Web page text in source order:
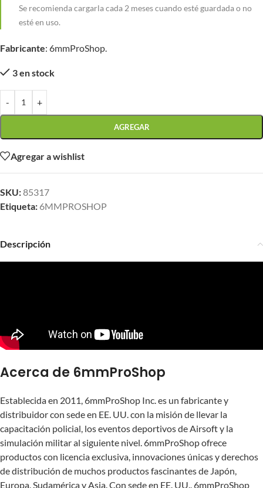
Se recomienda cargarla cada 2 meses cuando esté guardada o no
esté en uso.
Fabricante: 6mmProShop.
3 en stock
- +
AGREGAR
Agregar a wishlist
SKU:85317
Etiqueta: 6MMPROSHOP
Descripción
Acerca de 6mmProShop
Establecida en 2011, 6mmProShop Inc. es un fabricante y
distribuidor con sede en EE. UU. con la misión de llevar la
capacitación policial, los eventos deportivos de Airsoft y la
simulación militar al siguiente nivel. 6mmProShop ofrece
productos con licencia exclusiva, innovaciones únicas y derechos
de distribución de muchos productos fascinantes de Japón,
Europa, Sudamérica y Asia. Con sede en EE. UU., 6mmProShop